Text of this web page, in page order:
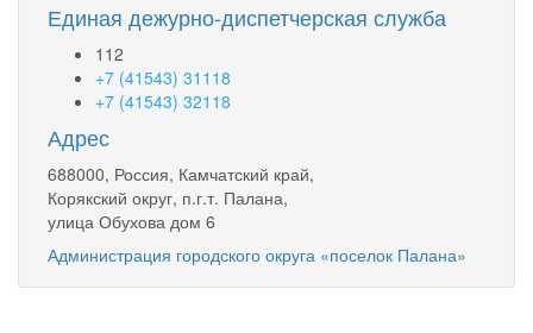
Единая дежурно-диспетчерская служба
112
+7 (41543) 31118
+7 (41543) 32118
Адрес
688000, Россия, Камчатский край,
Корякский округ, п.г.т. Палана,
улица Обухова дом 6
Администрация городского округа «поселок Палана»